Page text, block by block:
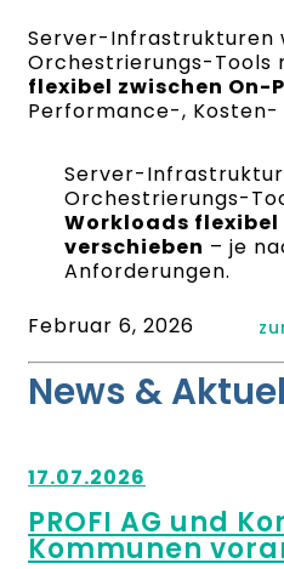
Server-Infrastrukturen
Orchestrierungs-Tools
flexibel zwischen On-
Performance-,
Server-
Orchestrierungs-
Workloads flexibel
verschieben – je
Anforderungen.
Februar 6, 2026
News &
17.07.2026
PROFI AG und
Kommunen